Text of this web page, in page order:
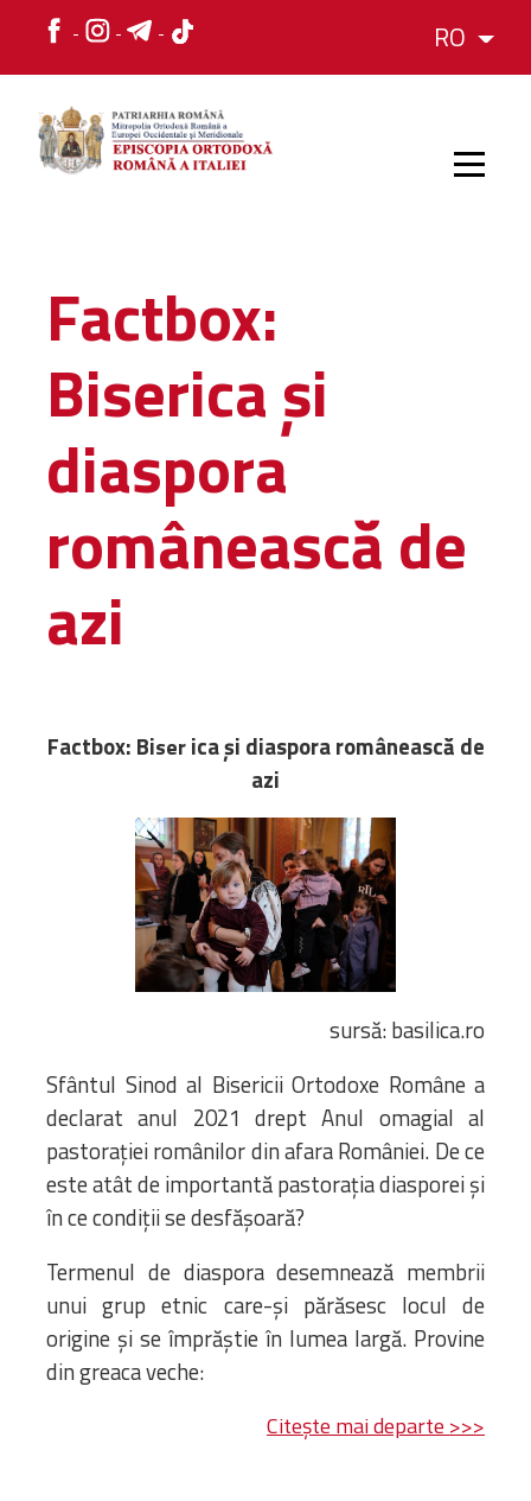
RO
ISTORIC
ORGANIZAREA
ORGANIZAREA
Administrativă
Centre și
Asociații
Cimitire
Parohii
RESURSE
RESURSE
Apostolia Italia
Comunicate de presă
Scrisori pastorale
Bibliotecă
Resurse multimedia
Opinii ortodoxe
Din viața „familiei”
diecezei
CSDE
Cuvântul Episcopului
Lectura Lunii
Prezentarea
Parohiilor
Factbox:
Biserica și
diaspora
românească de
azi
Factbox: Biserica și diaspora românească de
azi
sursă: basilica.ro
Sfântul Sinod al Bisericii Ortodoxe Române a
declarat anul 2021 drept Anul omagial al
pastorației românilor din afara României. De ce
este atât de importantă pastorația diasporei și
în ce condiții se desfășoară?
Termenul de diaspora desemnează membrii
unui grup etnic care-și părăsesc locul de
origine și se împrăștie în lumea largă. Provine
din greaca veche:
Citește mai departe >>>